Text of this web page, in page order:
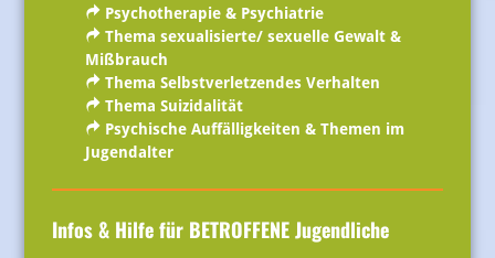
Psychotherapie & Psychiatrie
Thema sexualisierte/ sexuelle Gewalt &
Mißbrauch
Thema Selbstverletzendes Verhalten
Thema Suizidalität
Psychische Auffälligkeiten & Themen im
Jugendalter
Infos & Hilfe für BETROFFENE Jugendliche